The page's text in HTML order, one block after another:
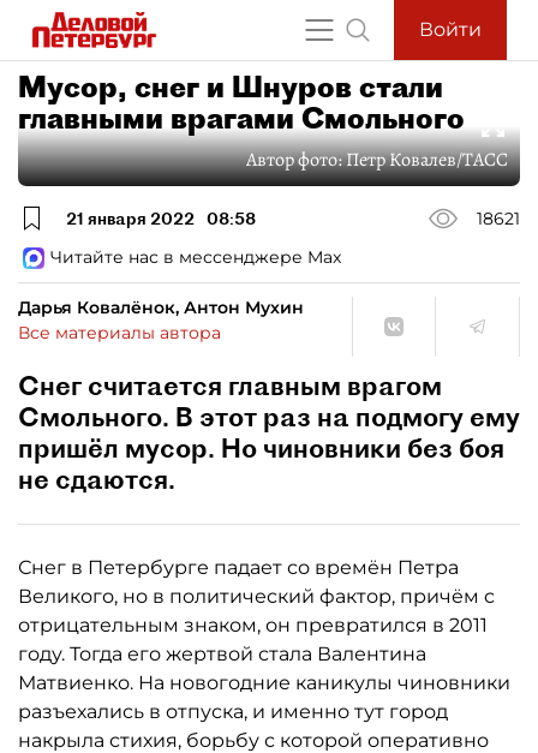
Войти
Мусор, снег и Шнуров стали
главными врагами Смольного
Автор фото:Петр Ковалев/ТАСС
21 января 2022 08:58
18621
Читайте нас в мессенджере Max
Дарья Ковалёнок, Антон Мухин
Все материалы автора
Снег считается главным врагом
Смольного. В этот раз на подмогу ему
пришёл мусор. Но чиновники без боя
не сдаются.
Снег в Петербурге падает со времён Петра
Великого, но в политический фактор, причём с
отрицательным знаком, он превратился в 2011
году. Тогда его жертвой стала Валентина
Матвиенко. На новогодние каникулы чиновники
разъехались в отпуска, и именно тут город
накрыла стихия, борьбу с которой оперативно